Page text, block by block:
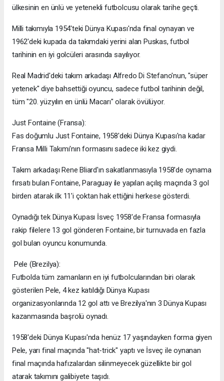
ülkesinin en ünlü ve yetenekli futbolcusu olarak tarihe geçti.
Milli takımıyla 1954'teki Dünya Kupası'nda final oynayan ve
1962'deki kupada da takımdaki yerini alan Puskas, futbol
tarihinin en iyi golcüleri arasında sayılıyor.
Real Madrid'deki takım arkadaşı Alfredo Di Stefano'nun, "süper
yetenek" diye bahsettiği oyuncu, sadece futbol tarihinin değil,
tüm "20. yüzyılın en ünlü Macarı" olarak övülüyor.
Just Fontaine (Fransa):
Fas doğumlu Just Fontaine, 1958'deki Dünya Kupası'na kadar
Fransa Milli Takımı'nın formasını sadece iki kez giydi.
Takım arkadaşı Rene Bliard'ın sakatlanmasıyla 1958'de oynama
fırsatı bulan Fontaine, Paraguay ile yapılan açılış maçında 3 gol
birden atarak ilk 11'i çoktan hak ettiğini herkese gösterdi.
Oynadığı tek Dünya Kupası İsveç 1958'de Fransa formasıyla
rakip filelere 13 gol gönderen Fontaine, bir turnuvada en fazla
gol bulan oyuncu konumunda.
Pele (Brezilya):
Futbolda tüm zamanların en iyi futbolcularından biri olarak
gösterilen Pele, 4 kez katıldığı Dünya Kupası
organizasyonlarında 12 gol attı ve Brezilya'nın 3 Dünya Kupası
kazanmasında başrolü oynadı.
1958'deki Dünya Kupası'nda henüz 17 yaşındayken forma giyen
Pele, yarı final maçında "hat-trick" yaptı ve İsveç ile oynanan
final maçında hafızalardan silinmeyecek güzellikte bir gol
atarak takımını galibiyete taşıdı.